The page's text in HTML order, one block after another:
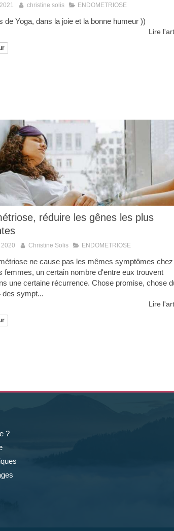
christine solis ENDOMETRIOSE
de Yoga, dans la joie et la bonne humeur ))
Lire
réduire les gênes les plus
Christine Solis ENDOMETRIOSE
ne cause pas les mêmes symptômes chez
femmes, un certain nombre d'entre eux trouvent
une certaine récurrence. Chose promise, chose
des sympt...
Lire
?
les réglementations. Personnalisez vos préférences pour contrôler